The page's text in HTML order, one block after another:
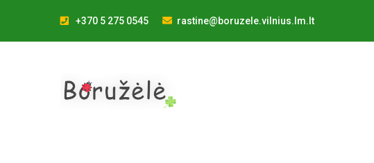
+370 5 275 0545 rastine@boruzele.vilnius.lm.lt